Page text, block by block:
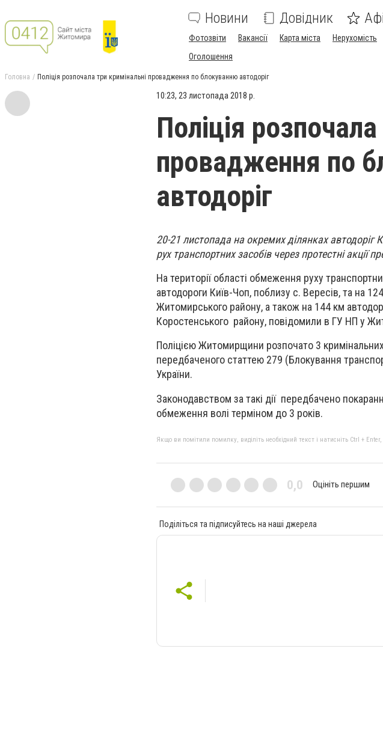
Новини Довідник
Фотозвіти Вакансії Карта міста Нерухомість
Оголошення
Головна Поліція розпочала три кримінальні провадження по блокуванню автодоріг
10:23, 23 листопада 2018 р.
Поліція
провадження по
автодоріг
20-21 листопада на окремих ділянках автодоріг
рух транспортних засобів через протестні акції
На території області обмеження руху
автодороги Київ-Чоп, поблизу с. Вересів, та на
Житомирського району, а також на 144 км
Коростенського району, повідомили в ГУ НП у
Поліцією Житомирщини розпочато 3
передбаченого статтею 279 (Блокування
України.
Законодавством за такі дії передбачено
обмеження волі терміном до 3 років.
Якщо ви помітили помилку, виділіть необхідний текст і натисніть Ctrl +
0,0 Оцініть першим
Поділіться та підписуйтесь на наші джерела